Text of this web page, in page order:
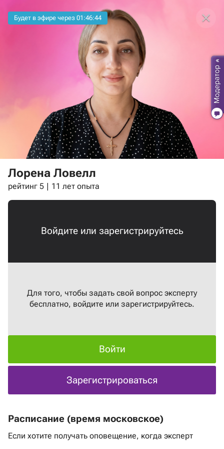
Будет в эфире через01:46:44
Лорена Ловелл
рейтинг 5 11 лет опыта
Войдите или зарегистрируйтесь
Для того, чтобы задать свой вопрос эксперту
бесплатно, войдите или зарегистрируйтесь.
Войти
Зарегистрироваться
Расписание (время московское)
Если хотите получать оповещение, когда эксперт